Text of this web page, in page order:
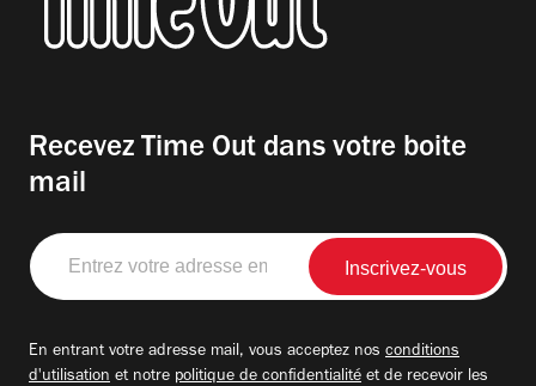
Recevez Time Out dans votre boite
mail
Entrez
votre
adresse
En entrant votre adresse mail, vous acceptez nos conditions
d'utilisation et notre politique de confidentialité et de recevoir les